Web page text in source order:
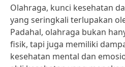
Olahraga, kunci kesehatan
yang seringkali terlupakan
Padahal, olahraga bukan
fisik, tapi juga memiliki
kesehatan mental dan